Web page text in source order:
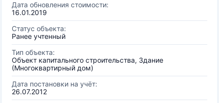
Дата обновления стоимости:
16.01.2019
Статус объекта:
Ранее учтенный
Тип объекта:
Объект капитального строительства, Здание
(Многоквартирный дом)
Дата постановки на учёт:
26.07.2012